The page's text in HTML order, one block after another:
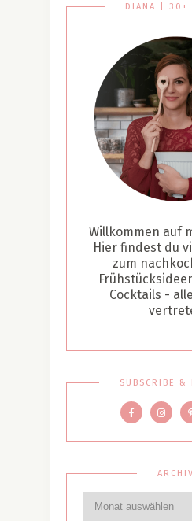
DIANA | 30+
Willkommen auf
Hier findest du
zum
Cocktails -
SUBSCRIBE &
ARCHIV